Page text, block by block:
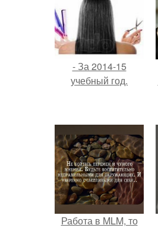
- За 2014-15
учебный год.
Работа в MLM, то